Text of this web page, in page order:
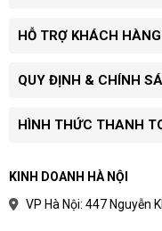
HỖ TRỢ KHÁCH HÀNG
QUY ĐỊNH & CHÍNH
HÌNH THỨC THANH
KINH DOANH HÀ NỘI
VP Hà Nội: 447 Nguyễn